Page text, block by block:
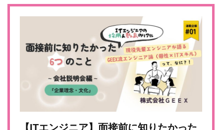
【ITエンジニア】面接前に知りたかった